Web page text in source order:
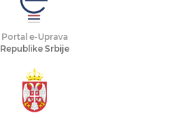
Portal e-Uprava
Republike Srbije